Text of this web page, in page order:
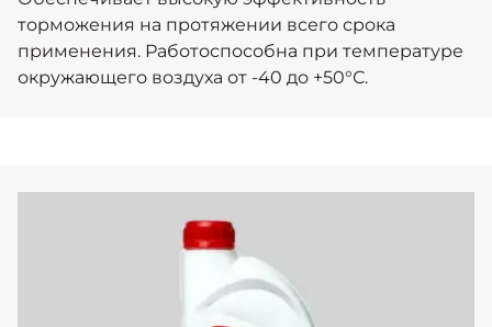
торможения на протяжении всего срока
применения. Работоспособна при температуре
окружающего воздуха от -40 до +50°С.